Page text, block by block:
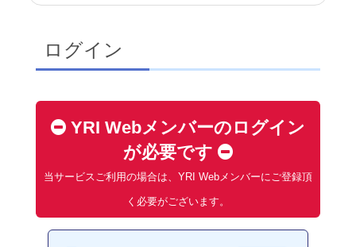
ログイン
YRI Webメンバーのログイン
が必要です
当サービスご利用の場合は、YRI Webメンバーにご登録頂
く必要がございます。